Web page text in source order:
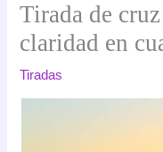
Tirada de
claridad en
Tiradas